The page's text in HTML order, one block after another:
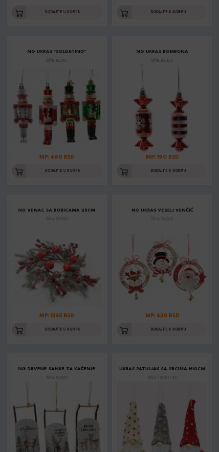
DODAJTE U KORPU DODAJTE U KORPU
NG UKRAS "SOLDATINO"
Šifra: 92387
MP: 460 RSD
DODAJTE U KORPU
NG UKRAS BOMBONA
Šifra: 92356
MP: 190 RSD
DODAJTE U KORPU
NG VENAC SA BOBICAMA 25CM
Šifra: 95098
MP: 1345 RSD
DODAJTE U KORPU
NG UKRAS VESELI VENČIĆ
Šifra: 74208
MP: 430 RSD
DODAJTE U KORPU
NG DRVENE SANKE ZA KAČENJE
Šifra: 52800
UKRAS PATULJAK SA SRCIMA H10CM
Šifra: 10031132